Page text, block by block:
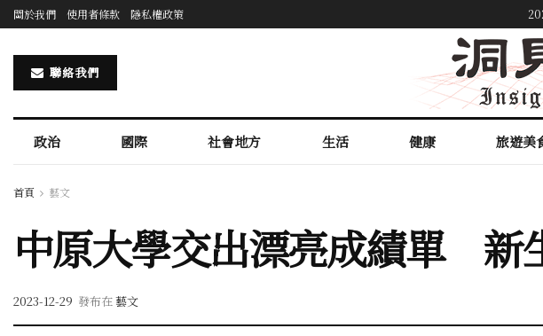
關於我們 使用者條款 隱私權政策
聯絡我們
政治 國際 社會地方 生活 健康 旅遊美
首頁 藝文
中原大學交出漂亮成績單 新
2023-12-29 發布在藝文